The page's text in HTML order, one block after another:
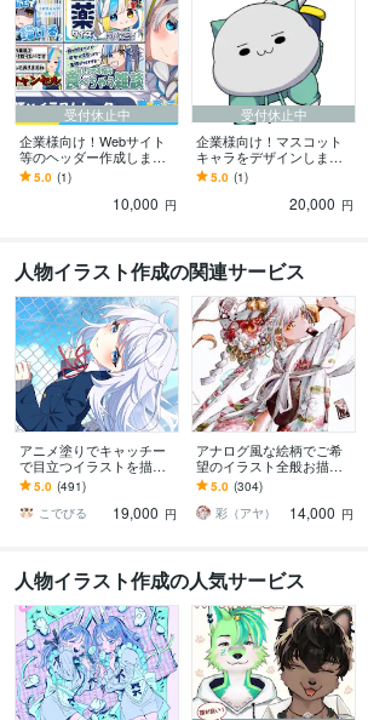
受付休止中
企業様向け！Webサイト
等のヘッダー作成します
企業様の魅力が伝わる！
要望に合わせた素敵なデ
5.0 (1)
10,000 円
受付休止中
企業様向け！マスコット
キャラをデザインします
オリジナリティのあるか
わいいマスコットキャラ
5.0 (1)
20,000 円
人物イラスト作成の関連サービス
アニメ塗りでキャッチー
で目立つイラストを描き
ます 動画用、スチル、ア
イコン等、目を引くイラ
ストをご希望の方に！
5.0 (491)
こでびる
19,000 円
アナログ風な絵柄でご希
望のイラスト全般お描き
します 年賀絵、アイコ
ン、MV絵、サムネ、キー
ビジュアル、キャラデザ
5.0 (304)
彩（アヤ）
14,000 円
人物イラスト作成の人気サービス